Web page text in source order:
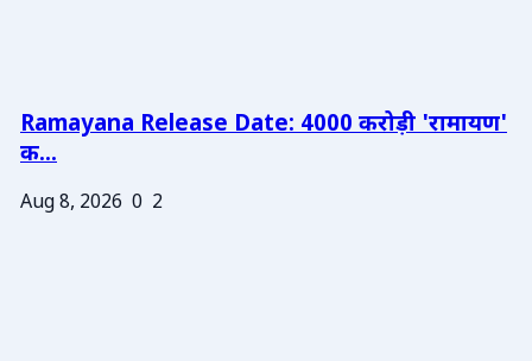
Ramayana Release Date: 4000 करोड़ी 'रामायण'
क...
Aug 8, 2026 0 2